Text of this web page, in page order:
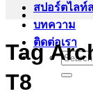
สปอร์ตไลท์
บทความ
ติดต่อเรา
for:
Tag
T8